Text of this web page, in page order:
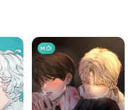
MỚI